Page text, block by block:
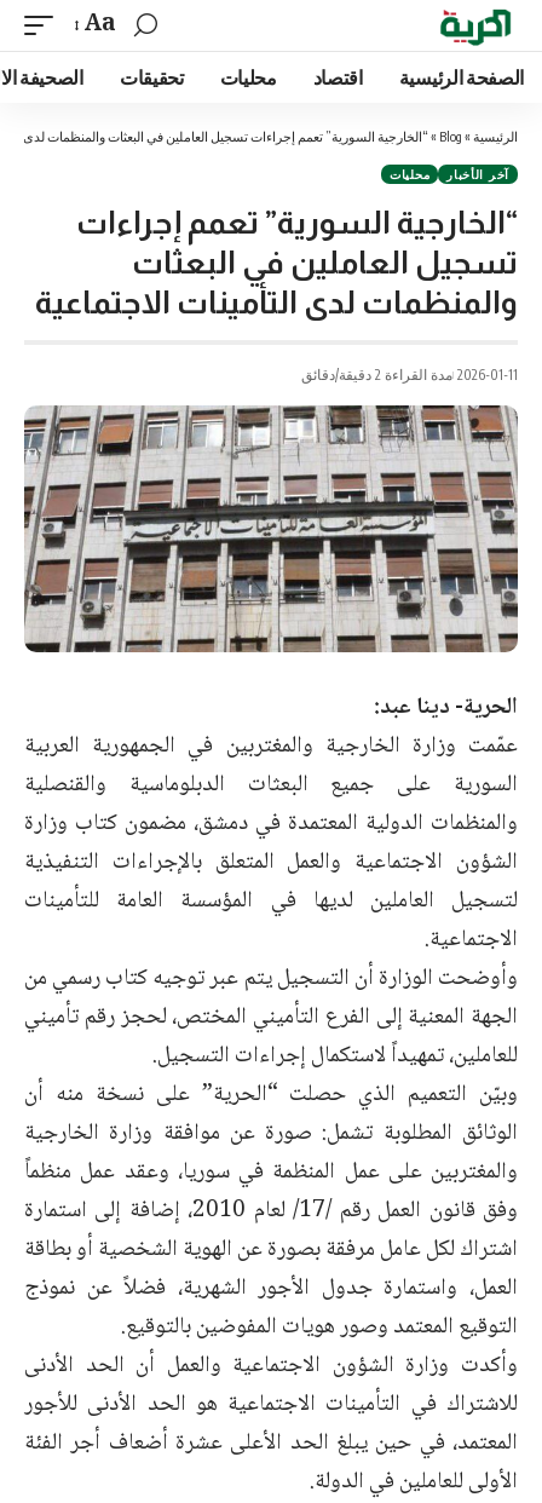
Aa
الصفحة الرئيسية اقتصاد محليات تحقيقات الصحيفة
الرئيسية »
Blog
»“الخارجية السورية” تعمم إجراءات تسجيل العاملين في البعثات والمنظمات لدى
آخر الأخبار محليات
“الخارجية السورية” تعمم إجراءات
تسجيل العاملين في البعثات
والمنظمات لدى التأمينات الاجتماعية
2026-01-11 مدة القراءة 2 دقيقة/دقائق
الحرية- دينا عبد:
عمّمت وزارة الخارجية والمغتربين في الجمهورية العربية
السورية على جميع البعثات الدبلوماسية والقنصلية
والمنظمات الدولية المعتمدة في دمشق، مضمون كتاب وزارة
الشؤون الاجتماعية والعمل المتعلق بالإجراءات التنفيذية
لتسجيل العاملين لديها في المؤسسة العامة للتأمينات
الاجتماعية.
وأوضحت الوزارة أن التسجيل يتم عبر توجيه كتاب رسمي من
الجهة المعنية إلى الفرع التأميني المختص، لحجز رقم تأميني
للعاملين، تمهيداً لاستكمال إجراءات التسجيل.
وبيّن التعميم الذي حصلت “الحرية” على نسخة منه أن
الوثائق المطلوبة تشمل: صورة عن موافقة وزارة الخارجية
والمغتربين على عمل المنظمة في سوريا، وعقد عمل منظماً
وفق قانون العمل رقم /17/ لعام 2010، إضافة إلى استمارة
اشتراك لكل عامل مرفقة بصورة عن الهوية الشخصية أو بطاقة
العمل، واستمارة جدول الأجور الشهرية، فضلاً عن نموذج
التوقيع المعتمد وصور هويات المفوضين بالتوقيع.
وأكدت وزارة الشؤون الاجتماعية والعمل أن الحد الأدنى
للاشتراك في التأمينات الاجتماعية هو الحد الأدنى للأجور
المعتمد، في حين يبلغ الحد الأعلى عشرة أضعاف أجر الفئة
الأولى للعاملين في الدولة.